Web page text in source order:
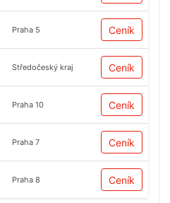
Praha 5 Ceník
Středočeský kraj Ceník
Praha 10 Ceník
Praha 7 Ceník
Praha 8 Ceník